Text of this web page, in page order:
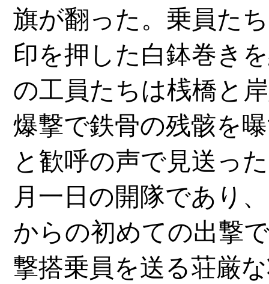
旗が翻った。乗員た
印を押した白鉢巻き
の工員たちは桟橋と
爆撃で鉄骨の残骸を
と歓呼の声で見送っ
月一日の開隊であり
からの初めての出撃
撃搭乗員を送る荘厳